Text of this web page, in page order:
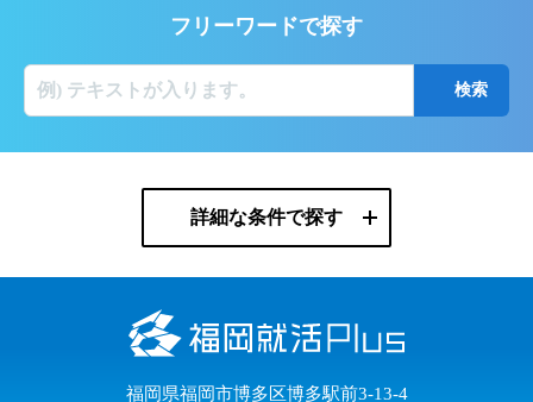
フリーワードで探す
詳細な条件で探す
福岡県福岡市博多区博多駅前3-13-4